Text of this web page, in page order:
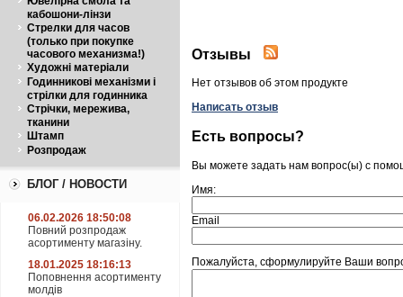
кабошони-лінзи
Стрелки для часов
(только при покупке
часового механизма!)
Художні матеріали
Годинникові механізми і
стрілки для годинника
Стрічки, мережива,
тканини
Штамп
Розпродаж
БЛОГ / НОВОСТИ
06.02.2026 18:50:08
Повний розпродаж
асортименту магазіну.
18.01.2025 18:16:13
Поповнення асортименту
молдів
Отзывы
Нет отзывов об этом продукте
Написать отзыв
Есть вопросы?
Вы можете задать нам вопрос(ы) с
Имя:
Email
Пожалуйста, сформулируйте Ваши